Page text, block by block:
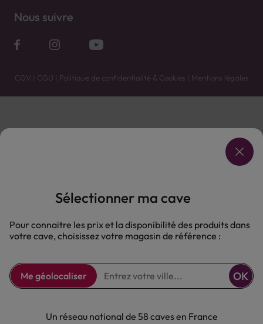
Nous suivre
CGV | CGU | Politique de confidentialité & Cookies | Mentions légales
Vente uniquement en caves. Contactez votre caviste pour plus de renseignements.
L'ABUS D'ALCOOL EST DANGEREUX POUR LA SANTÉ, À CONSOMMER AVEC MODÉRATION.
Sélectionner ma cave
Pour connaitre les prix et la disponibilité des produits dans
votre cave, choisissez votre magasin de référence :
Me géolocaliser OK
Un réseau national de 58 caves en France